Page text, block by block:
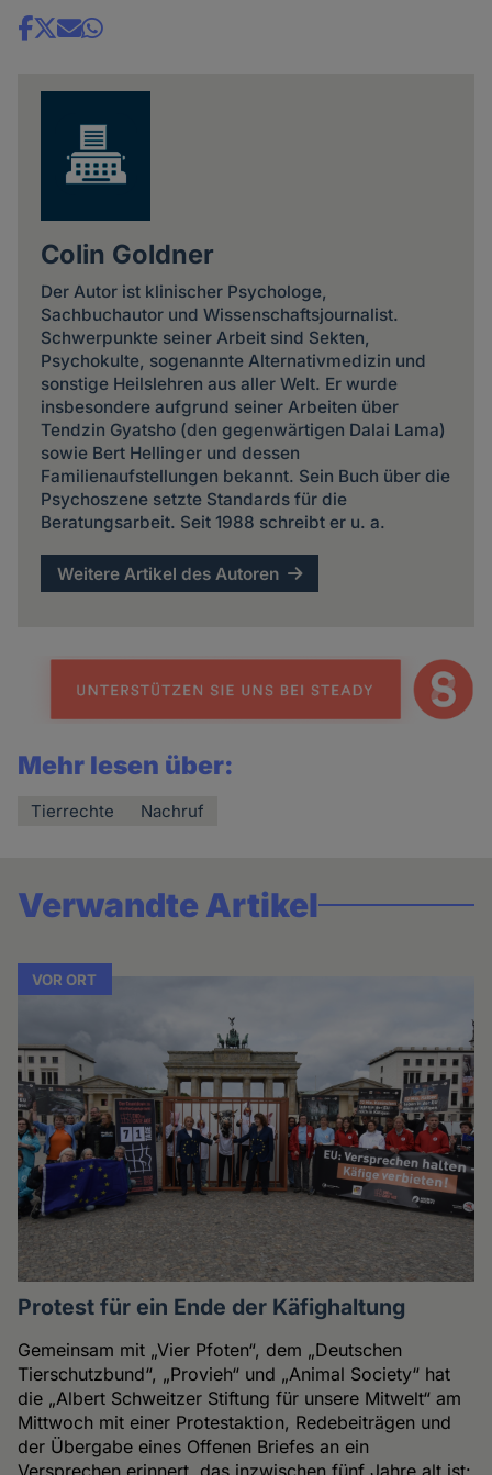
Share
Colin Goldner
Der Autor ist klinischer Psychologe,
Sachbuchautor und Wissenschaftsjournalist.
Schwerpunkte seiner Arbeit sind Sekten,
Psychokulte, sogenannte Alternativmedizin und
sonstige Heilslehren aus aller Welt. Er wurde
insbesondere aufgrund seiner Arbeiten über
Tendzin Gyatsho (den gegenwärtigen Dalai Lama)
sowie Bert Hellinger und dessen
Familienaufstellungen bekannt. Sein Buch über die
Psychoszene setzte Standards für die
Beratungsarbeit. Seit 1988 schreibt er u. a.
Weitere Artikel des Autoren
Mehr lesen über:
Tierrechte Nachruf
Verwandte Artikel
VOR ORT
Protest für ein Ende der Käfighaltung
Gemeinsam mit „Vier Pfoten“, dem „Deutschen
Tierschutzbund“, „Provieh“ und „Animal Society“ hat
die „Albert Schweitzer Stiftung für unsere Mitwelt“ am
Mittwoch mit einer Protestaktion, Redebeiträgen und
der Übergabe eines Offenen Briefes an ein